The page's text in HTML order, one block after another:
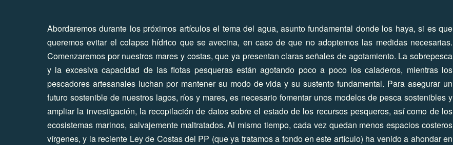
Abordaremos durante los próximos artículos el tema del agua, asunto fundamental donde los haya, si es que
queremos evitar el colapso hídrico que se avecina, en caso de que no adoptemos las medidas necesarias.
Comenzaremos por nuestros mares y costas, que ya presentan claras señales de agotamiento. La sobrepesca
y la excesiva capacidad de las flotas pesqueras están agotando poco a poco los caladeros, mientras los
pescadores artesanales luchan por mantener su modo de vida y su sustento fundamental. Para asegurar un
futuro sostenible de nuestros lagos, ríos y mares, es necesario fomentar unos modelos de pesca sostenibles y
ampliar la investigación, la recopilación de datos sobre el estado de los recursos pesqueros, así como de los
ecosistemas marinos, salvajemente maltratados. Al mismo tiempo, cada vez quedan menos espacios costeros
vírgenes, y la reciente Ley de Costas del PP (que ya tratamos a fondo en este artículo) ha venido a ahondar en